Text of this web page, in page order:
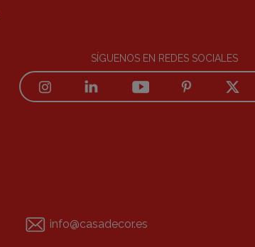
SÍGUENOS EN REDES SOCIALES
info@casadecor.es